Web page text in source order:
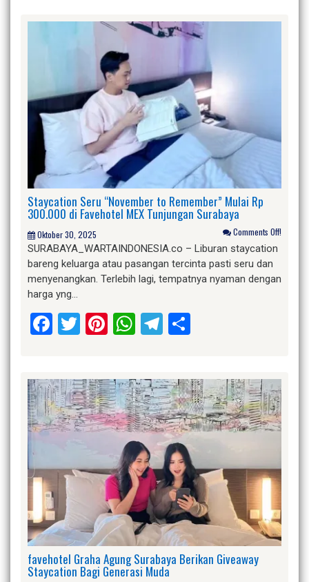
Staycation Seru “November to Remember” Mulai Rp
300.000 di Favehotel MEX Tunjungan Surabaya
Oktober 30, 2025 Comments Off!
SURABAYA_WARTAINDONESIA.co – Liburan staycation
bareng keluarga atau pasangan tercinta pasti seru dan
menyenangkan. Terlebih lagi, tempatnya nyaman dengan
harga yng…
Facebook
Twitter
Pinterest
WhatsApp
Telegram
favehotel Graha Agung Surabaya Berikan Giveaway
Staycation Bagi Generasi Muda